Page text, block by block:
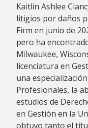
Kaitlin Ashlee
litigios por daños
Firm en junio de
pero ha
Milwaukee,
licenciatura en
una
Profesionales, la
estudios de
en Gestión en la
obtuvo tanto el